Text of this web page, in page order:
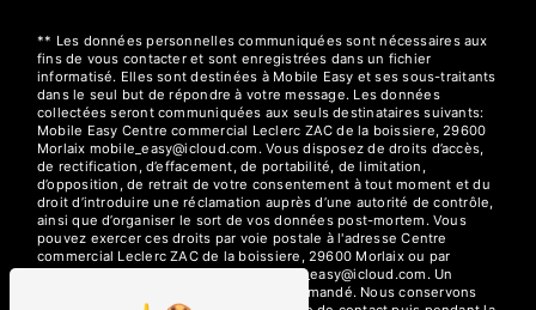
** Les données personnelles communiquées sont nécessaires aux
fins de vous contacter et sont enregistrées dans un fichier
informatisé. Elles sont destinées à Mobile Easy et ses sous-traitants
dans le seul but de répondre à votre message. Les données
collectées seront communiquées aux seuls destinataires suivants:
Mobile Easy Centre commercial Leclerc ZAC de la boissiere, 29600
Morlaix mobile_easy@icloud.com. Vous disposez de droits d’accès,
de rectification, d’effacement, de portabilité, de limitation,
d’opposition, de retrait de votre consentement à tout moment et du
droit d’introduire une réclamation auprès d’une autorité de contrôle,
ainsi que d’organiser le sort de vos données post-mortem. Vous
pouvez exercer ces droits par voie postale à l'adresse Centre
commercial Leclerc ZAC de la boissiere, 29600 Morlaix ou par
courrier électronique à l'adresse mobile_easy@icloud.com. Un
justificatif d'identité pourra vous être demandé. Nous conservons